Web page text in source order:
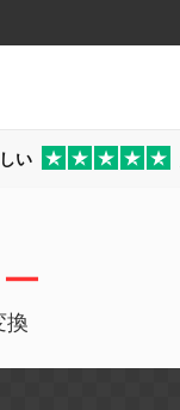
い
換